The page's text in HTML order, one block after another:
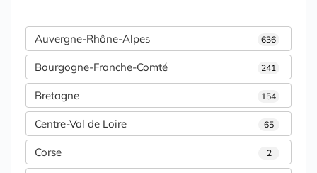
Auvergne-Rhône-Alpes 636
Bourgogne-Franche-Comté 241
Bretagne 154
Centre-Val de Loire 65
Corse 2